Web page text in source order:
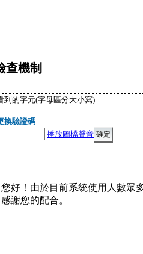
查機制
到的字元(字母區分大小寫)
換驗證碼
播放圖檔聲音
好！由於目前系統使用人數眾
謝您的配合。